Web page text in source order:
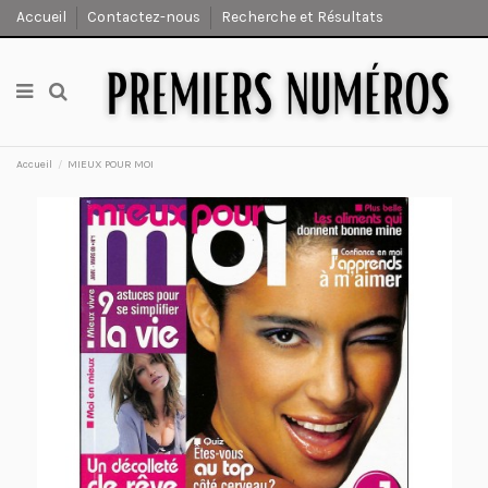
Accueil Contactez-nous Recherche et Résultats
Accueil MIEUX POUR MOI